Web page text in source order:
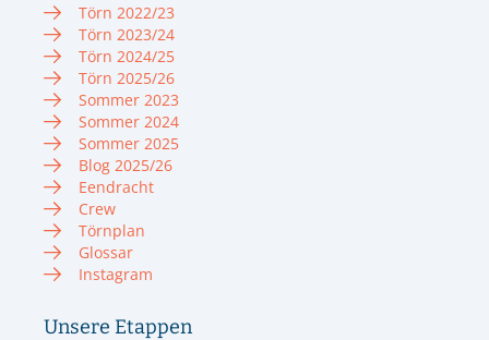
Törn 2022/23
Törn 2023/24
Törn 2024/25
Törn 2025/26
Sommer 2023
Sommer 2024
Sommer 2025
Blog 2025/26
Eendracht
Crew
Törnplan
Glossar
Instagram
Unsere Etappen